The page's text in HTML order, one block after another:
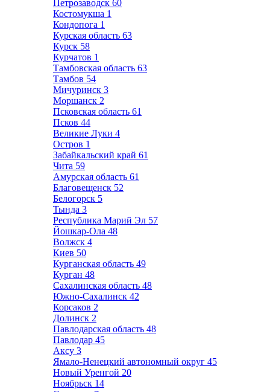
Петрозаводск 60
Костомукша 1
Кондопога 1
Курская область 63
Курск 58
Курчатов 1
Тамбовская область 63
Тамбов 54
Мичуринск 3
Моршанск 2
Псковская область 61
Псков 44
Великие Луки 4
Остров 1
Забайкальский край 61
Чита 59
Амурская область 61
Благовещенск 52
Белогорск 5
Тында 3
Республика Марий Эл 57
Йошкар-Ола 48
Волжск 4
Киев 50
Курганская область 49
Курган 48
Сахалинская область 48
Южно-Сахалинск 42
Корсаков 2
Долинск 2
Павлодарская область 48
Павлодар 45
Аксу 3
Ямало-Ненецкий автономный округ 45
Новый Уренгой 20
Ноябрьск 14